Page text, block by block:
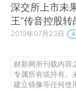
深交所上市未
王”传音控股转
2019年07月23日
财新网所刊载内容
专属所有或持有。
建立镜像等任何使